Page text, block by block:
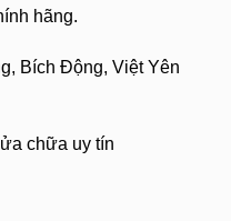
hãng.
Bích Động, Việt Yên
chữa uy tín